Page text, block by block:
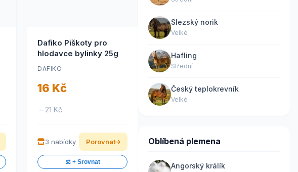
Dafiko Piškoty pro
hlodavce bylinky 25g
DAFIKO
16 Kč
– 21 Kč
3 nabídky Porovnat
⚖️ + Srovnat
Slezský norik
Velké
Hafling
Střední
Český teplokrevník
Velké
Oblíbená plemena
Angorský králík